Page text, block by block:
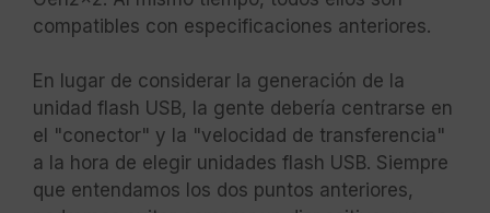
compatibles con especificaciones anteriores.
En lugar de considerar la generación de la
unidad flash USB, la gente debería centrarse en
el "conector" y la "velocidad de transferencia"
a la hora de elegir unidades flash USB. Siempre
que entendamos los dos puntos anteriores,